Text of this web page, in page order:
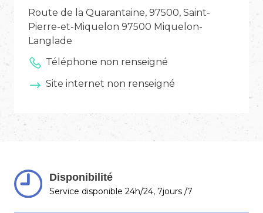
Route de la Quarantaine, 97500, Saint-
Pierre-et-Miquelon 97500 Miquelon-
Langlade
Téléphone non renseigné
Site internet non renseigné
Disponibilité
Service disponible 24h/24, 7jours /7